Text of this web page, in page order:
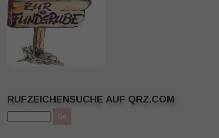
RUFZEICHENSUCHE AUF QRZ.COM